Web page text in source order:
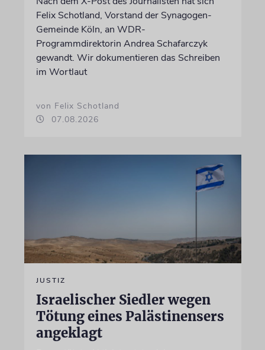
Felix Schotland, Vorstand der Synagogen-
Gemeinde Köln, an WDR-
Programmdirektorin Andrea Schafarczyk
gewandt. Wir dokumentieren das Schreiben
im Wortlaut
von Felix Schotland
07.08.2026
JUSTIZ
Israelischer Siedler wegen
Tötung eines Palästinensers
angeklagt